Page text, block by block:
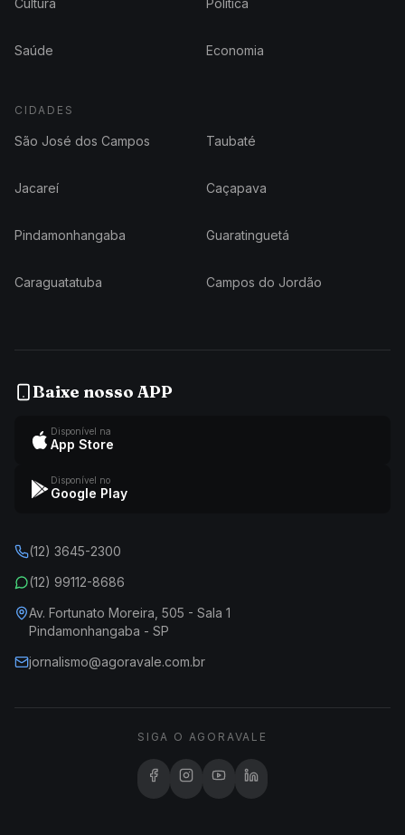
Cultura Política
Saúde Economia
CIDADES
São José dos Campos Taubaté
Jacareí Caçapava
Pindamonhangaba Guaratinguetá
Caraguatatuba Campos do Jordão
Baixe nosso APP
Disponível na
App Store
Disponível no
Google Play
(12) 3645-2300
(12) 99112-8686
Av. Fortunato Moreira, 505 - Sala 1
Pindamonhangaba - SP
jornalismo@agoravale.com.br
SIGA O AGORAVALE